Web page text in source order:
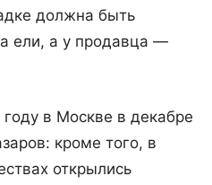
должна быть
ели, а у продавца —
в Москве в декабре
кроме того, в
открылись